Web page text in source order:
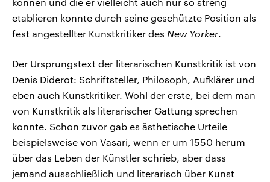
können und die er vielleicht auch nur so streng
etablieren konnte durch seine geschützte Position als
fest angestellter Kunstkritiker des New Yorker.
Der Ursprungstext der literarischen Kunstkritik ist von
Denis Diderot: Schriftsteller, Philosoph, Aufklärer und
eben auch Kunstkritiker. Wohl der erste, bei dem man
von Kunstkritik als literarischer Gattung sprechen
konnte. Schon zuvor gab es ästhetische Urteile
beispielsweise von Vasari, wenn er um 1550 herum
über das Leben der Künstler schrieb, aber dass
jemand ausschließlich und literarisch über Kunst